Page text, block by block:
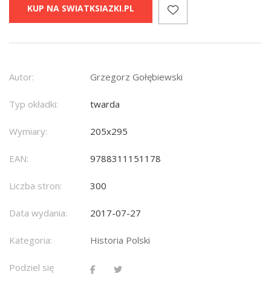
KUP NA SWIATKSIAZKI.PL
Autor: Grzegorz Gołębiewski
Typ okładki: twarda
Wymiary: 205x295
EAN: 9788311151178
Liczba stron: 300
Data wydania: 2017-07-27
Kategoria: Historia Polski
Podziel się